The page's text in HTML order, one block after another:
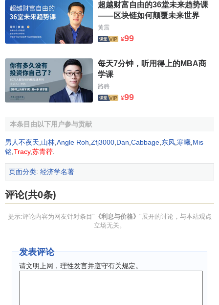
稳定；价格处于下降阶段，说明利率高于资本自然利息率，
可降低利率。
在《利息与价格》中，魏克塞尔指出了
一定情况下，数量论是可能正确的，不论怎样， 它带有高度
的真理。但切勿这样想，以为货币的现有
数量，可用来作为商品价格的直接尺度，从而决定其
平。”但是这种“带有高度真理” 理论没有在他的价格决定理论
格理论的重要意义。他给我们指出了利率在价格决定方面的
率决定价格的整个过程,
魏克塞尔在《利息与价格》中指出，
金制度中最为适用，尽管即使是纯现金制度中，货币流通速
度也不是完全稳定的；在简单的信用经济中，货币 数量论的
结论也还可以基本适用；而在纯信用经济（与纯现金经济完
利息与价格》的历史贡献
超越财富自由的36堂未来趋势课
——区块链如何颠覆未来世界
黄震
¥99
每天7分钟，听用得上的MBA商
学课
路骋
¥99
本条目由以下用户参与贡献
男人不夜天 山林 Angle Roh Zfj3000 Dan Cabbage 东风 寒曦 Mis
铭 Tracy,苏青荇
页面分类: 经济学名著
评论(共0条)
提示:评论内容为网友针对条目" 《利息与价格》 "展开的讨论，与本站观点
立场无关。
发表评论
请文明上网，理性发言并遵守有关规定。